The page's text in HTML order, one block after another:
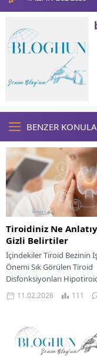
BENZER
Tiroidiniz Ne
Gizli Belirtiler
İçindekiler Tiroid Bezinin
Önemi Sık Görülen Tiroid
Disfonksiyonları
Belirtileri Hipertiroidizm
Yasal Uyarı Tiroid
11.02.2026 111